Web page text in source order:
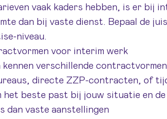
vaak kaders hebben, is er bij
dan bij vaste dienst. Bepaal de
niveau.
voor interim werk
kennen verschillende
directe ZZP-contracten, of
het beste past bij jouw situatie en
dan vaste aanstellingen